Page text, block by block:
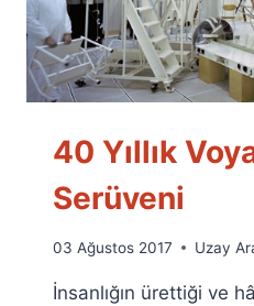
40 Yıllık
Serüveni
By
Fuat
03 Ağustos 2017 Uzay
İnsanlığın ürettiği ve